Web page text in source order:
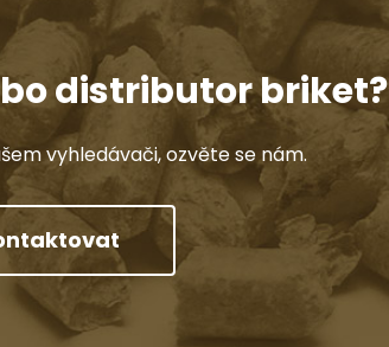
distributor briket?
vyhledávači, ozvěte se nám.